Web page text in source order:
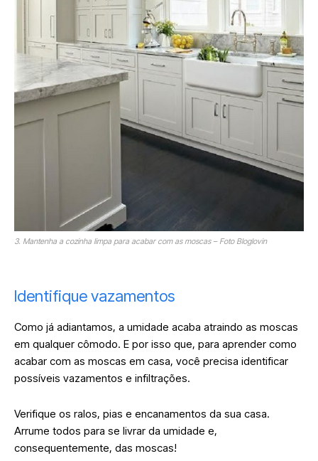
3. Mantenha a cozinha limpa para acabar com as moscas – Foto Bloglovin
Identifique vazamentos
Como já adiantamos, a umidade acaba atraindo as moscas
em qualquer cômodo. E por isso que, para aprender como
acabar com as moscas em casa, você precisa identificar
possíveis vazamentos e infiltrações.
Verifique os ralos, pias e encanamentos da sua casa.
Arrume todos para se livrar da umidade e,
consequentemente, das moscas!